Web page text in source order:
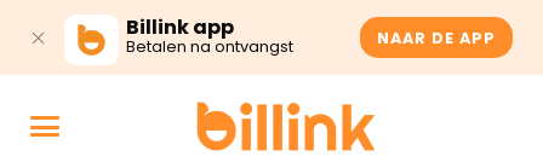
Billink app
Betalen na ontvangst NAAR DE APP